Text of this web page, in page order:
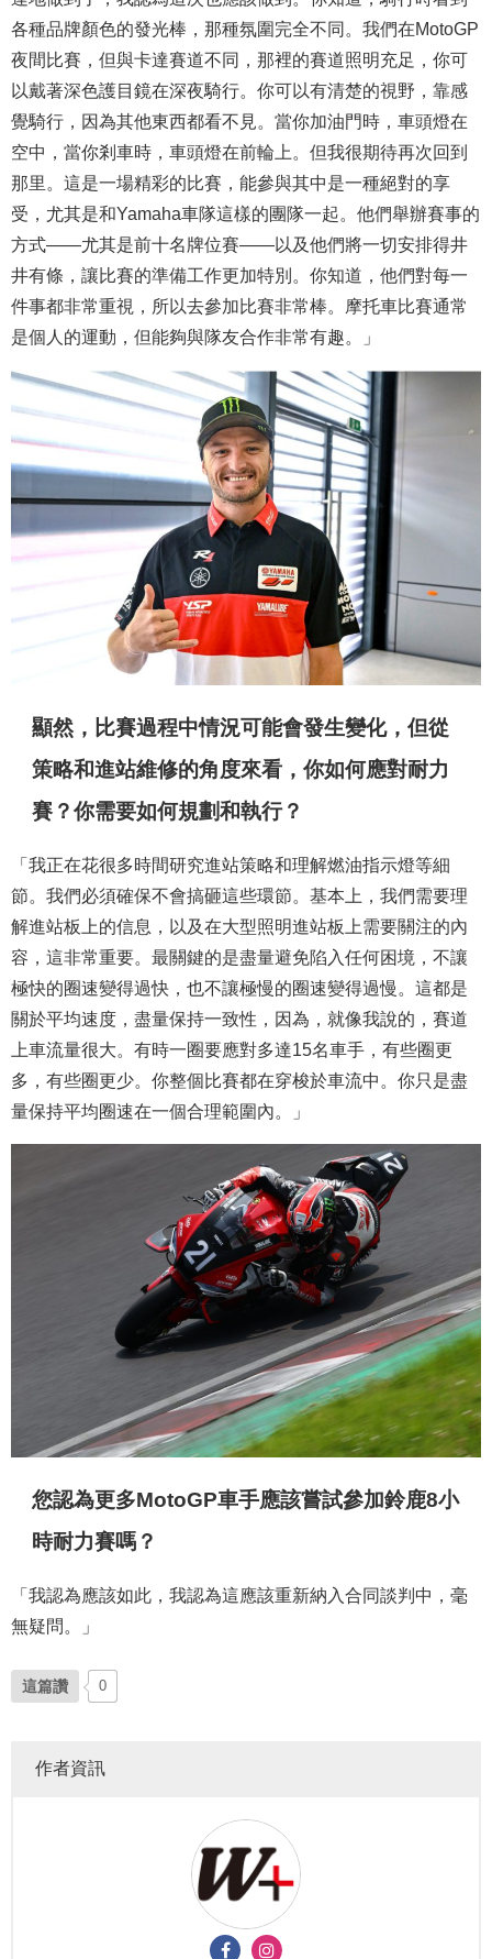
各種品牌顏色的發光棒，那種氛圍完全不同。我們在MotoGP
夜間比賽，但與卡達賽道不同，那裡的賽道照明充足，你可
以戴著深色護目鏡在深夜騎行。你可以有清楚的視野，靠感
覺騎行，因為其他東西都看不見。當你加油門時，車頭燈在
空中，當你剎車時，車頭燈在前輪上。但我很期待再次回到
那里。這是一場精彩的比賽，能參與其中是一種絕對的享
受，尤其是和Yamaha車隊這樣的團隊一起。他們舉辦賽事的
方式——尤其是前十名牌位賽——以及他們將一切安排得井
井有條，讓比賽的準備工作更加特別。你知道，他們對每一
件事都非常重視，所以去參加比賽非常棒。摩托車比賽通常
是個人的運動，但能夠與隊友合作非常有趣。」
顯然，比賽過程中情況可能會發生變化，但從
策略和進站維修的角度來看，你如何應對耐力
賽？你需要如何規劃和執行？
「我正在花很多時間研究進站策略和理解燃油指示燈等細
節。我們必須確保不會搞砸這些環節。基本上，我們需要理
解進站板上的信息，以及在大型照明進站板上需要關注的內
容，這非常重要。最關鍵的是盡量避免陷入任何困境，不讓
極快的圈速變得過快，也不讓極慢的圈速變得過慢。這都是
關於平均速度，盡量保持一致性，因為，就像我說的，賽道
上車流量很大。有時一圈要應對多達15名車手，有些圈更
多，有些圈更少。你整個比賽都在穿梭於車流中。你只是盡
量保持平均圈速在一個合理範圍內。」
您認為更多MotoGP車手應該嘗試參加鈴鹿8小
時耐力賽嗎？
「我認為應該如此，我認為這應該重新納入合同談判中，毫
無疑問。」
這篇讚 0
作者資訊